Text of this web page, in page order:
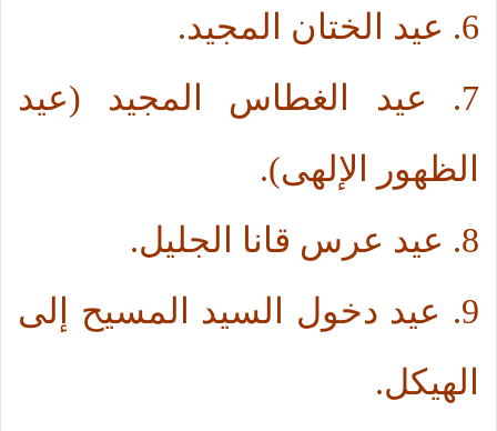
6. عيد الختان المجيد.
7. عيد الغطاس المجيد (عيد
الظهور الإلهى).
8. عيد عرس قانا الجليل.
9. عيد دخول السيد المسيح إلى
الهيكل.